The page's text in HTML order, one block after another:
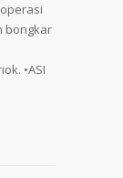
bongkar
•ASI